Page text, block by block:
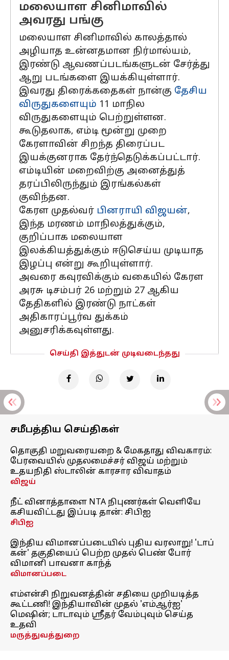
மலையாள சினிமாவில்
அவரது பங்கு
மலையாள சினிமாவில் காலத்தால்
அழியாத உன்னதமான நிர்மால்யம்,
இரண்டு ஆவணப்படங்களுடன் சேர்த்து
ஆறு படங்களை இயக்கியுள்ளார்.
இவரது திரைக்கதைகள் நான்கு தேசிய
விருதுகளையும் 11 மாநில
விருதுகளையும் பெற்றுள்ளன.
கூடுதலாக, எம்டி மூன்று முறை
கேரளாவின் சிறந்த திரைப்பட
இயக்குனராக தேர்ந்தெடுக்கப்பட்டார்.
எம்டியின் மறைவிற்கு ​​அனைத்துத்
தரப்பிலிருந்தும் இரங்கல்கள்
குவிந்தன.
கேரள முதல்வர் பினராயி விஜயன்,
இந்த மரணம் மாநிலத்துக்கும்,
குறிப்பாக மலையாள
இலக்கியத்துக்கும் ஈடுசெய்ய முடியாத
இழப்பு என்று கூறியுள்ளார்.
அவரை கவுரவிக்கும் வகையில் கேரள
அரசு டிசம்பர் 26 மற்றும் 27 ஆகிய
தேதிகளில் இரண்டு நாட்கள்
அதிகாரப்பூர்வ துக்கம்
அனுசரிக்கவுள்ளது.
செய்தி இத்துடன் முடிவடைந்தது
சமீபத்திய செய்திகள்
தொகுதி மறுவரையறை & மேகதாது விவகாரம்:
பேரவையில் முதலமைச்சர் விஜய் மற்றும்
உதயநிதி ஸ்டாலின் காரசார விவாதம்
விஜய்
நீட் வினாத்தாளை NTA நிபுணர்கள் வெளியே
கசியவிட்டது இப்படி தான்: சிபிஐ
சிபிஐ
இந்திய விமானப்படையில் புதிய வரலாறு! 'டாப்
கன்' தகுதியைப் பெற்ற முதல் பெண் போர்
விமானி பாவனா காந்த்
விமானப்படை
எம்என்சி நிறுவனத்தின் சதியை முறியடித்த
கூட்டணி! இந்தியாவின் முதல் 'எம்ஆர்ஐ'
மெஷின்; டாடாவும் ஸ்ரீதர் வேம்புவும் செய்த
உதவி
மருத்துவத்துறை